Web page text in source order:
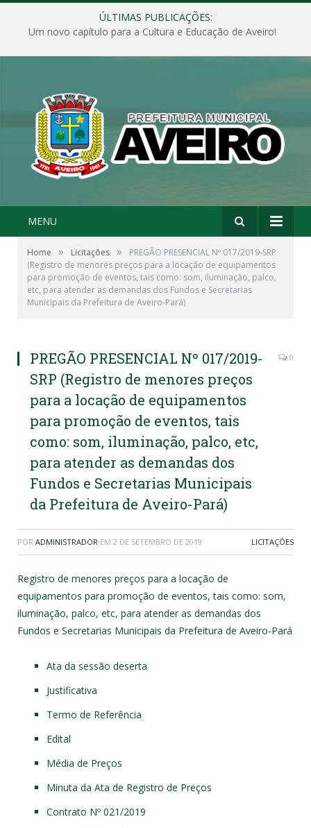
ÚLTIMAS PUBLICAÇÕES:
Um novo capítulo para a Cultura e Educação de Aveiro!
MENU
Home » Licitações »
PREGÃO PRESENCIAL Nº 017/2019-SRP
(Registro de menores preços para a locação de equipamentos
para promoção de eventos, tais como: som, iluminação, palco,
etc, para atender as demandas dos Fundos e Secretarias
Municipais da Prefeitura de Aveiro-Pará)
PREGÃO PRESENCIAL Nº 017/2019-
SRP (Registro de menores preços
para a locação de equipamentos
para promoção de eventos, tais
como: som, iluminação, palco, etc,
para atender as demandas dos
Fundos e Secretarias Municipais
da Prefeitura de Aveiro-Pará)
0
POR ADMINISTRADOR EM 2 DE SETEMBRO DE 2019 LICITAÇÕES
Registro de menores preços para a locação de
equipamentos para promoção de eventos, tais como: som,
iluminação, palco, etc, para atender as demandas dos
Fundos e Secretarias Municipais da Prefeitura de Aveiro-Pará
Ata da sessão deserta
Justificativa
Termo de Referência
Edital
Média de Preços
Minuta da Ata de Registro de Preços
Contrato Nº 021/2019